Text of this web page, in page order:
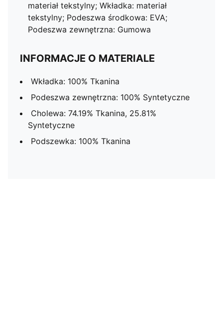
materiał tekstylny; Wkładka: materiał
tekstylny; Podeszwa środkowa: EVA;
Podeszwa zewnętrzna: Gumowa
INFORMACJE O MATERIALE
Wkładka: 100% Tkanina
Podeszwa zewnętrzna: 100% Syntetyczne
Cholewa: 74.19% Tkanina, 25.81%
Syntetyczne
Podszewka: 100% Tkanina